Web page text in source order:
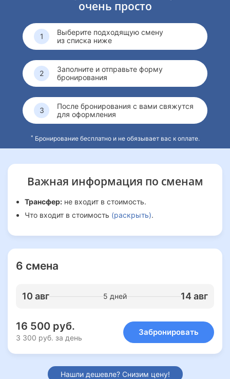
очень просто
Выберите подходящую смену
из списка ниже
Заполните и отправьте форму
бронирования
После бронирования с вами свяжутся
для оформления
* Бронирование бесплатно и не обязывает вас к оплате.
Важная информация по сменам
Трансфер: не входит в стоимость.
Что входит в стоимость (раскрыть).
6 смена
10 авг 5 дней 14 авг
16 500 руб.
3 300 руб. за день
Забронировать
Нашли дешевле? Снизим цену!